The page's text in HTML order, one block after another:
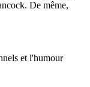
De même,
et l'humour